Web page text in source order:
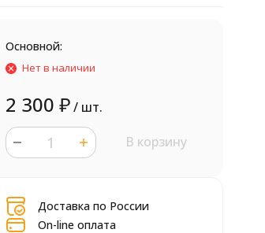
Основной:
Нет в наличии
2 300 ₽/ шт.
В корзину
Доставка по России
On-line оплата